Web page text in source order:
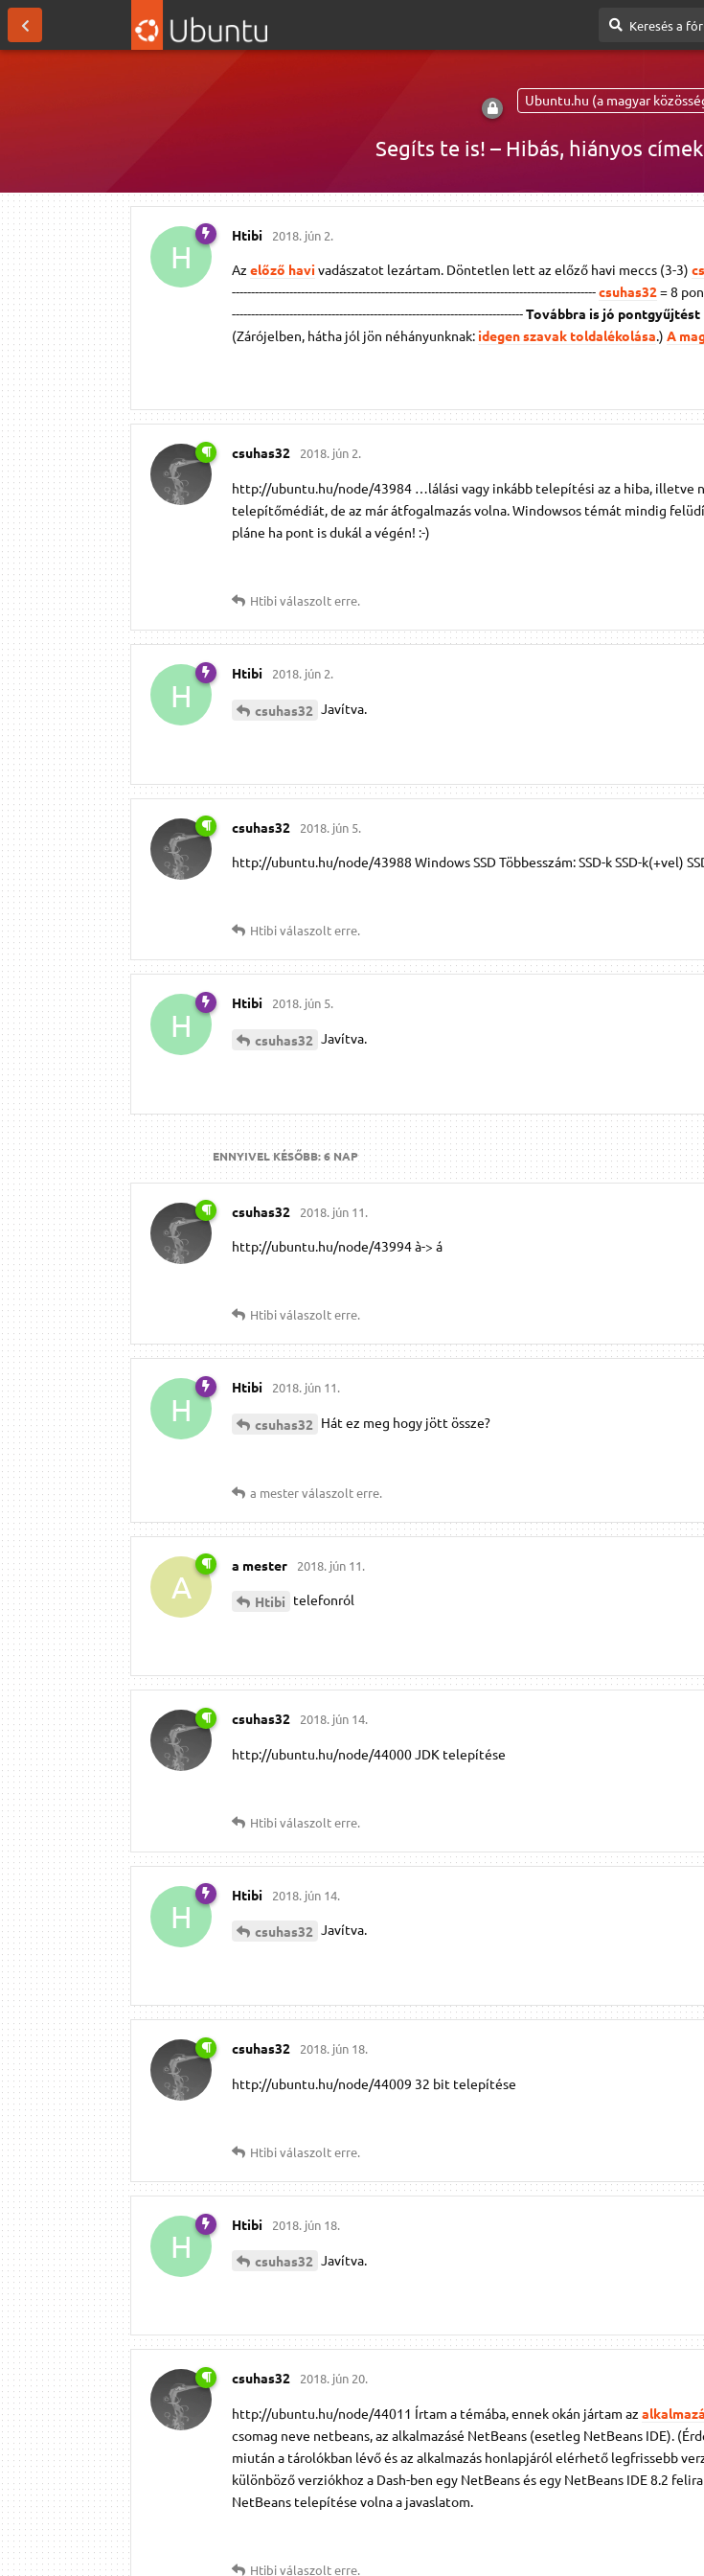
Ubuntu.hu (a magyar
Segíts te is! – Hibás, hiányos
H
Htibi 2018. jún 2.
Az előző havivadászatot lezártam. Döntetlen lett az előző havi meccs (3-3)
-----------------------------------------------------------------------------------------------csuhas32= 8
----------------------------------------------------------------------------Továbbra is jó
(Zárójelben, hátha jól jön néhányunknak: idegen szavak toldalékolása.) A
csuhas32 2018. jún 2.
http://ubuntu.hu/node/43984 …lálási vagy inkább telepítési az a hiba, illetve
telepítőmédiát, de az már átfogalmazás volna. Windowsos témát mindig
pláne ha pont is dukál a végén! :-)
Htibiválaszolt erre.
H
Htibi 2018. jún 2.
csuhas32 Javítva.
csuhas32 2018. jún 5.
http://ubuntu.hu/node/43988 Windows SSD Többesszám: SSD-k SSD-k(+vel)
Htibiválaszolt erre.
H
Htibi 2018. jún 5.
csuhas32 Javítva.
ENNYIVEL KÉSŐBB:6 NAP
csuhas32 2018. jún 11.
http://ubuntu.hu/node/43994 à-> á
Htibiválaszolt erre.
H
Htibi 2018. jún 11.
csuhas32 Hát ez meg hogy jött össze?
a mesterválaszolt erre.
A
a mester 2018. jún 11.
Htibi telefonról
csuhas32 2018. jún 14.
http://ubuntu.hu/node/44000 JDK telepítése
Htibiválaszolt erre.
H
Htibi 2018. jún 14.
csuhas32 Javítva.
csuhas32 2018. jún 18.
http://ubuntu.hu/node/44009 32 bit telepítése
Htibiválaszolt erre.
H
Htibi 2018. jún 18.
csuhas32 Javítva.
csuhas32 2018. jún 20.
http://ubuntu.hu/node/44011 Írtam a témába, ennek okán jártam az
csomag neve netbeans, az alkalmazásé NetBeans (esetleg NetBeans IDE).
miután a tárolókban lévő és az alkalmazás honlapjáról elérhető legfrissebb
különböző verziókhoz a Dash-ben egy NetBeans és egy NetBeans IDE 8.2
NetBeans telepítése volna a javaslatom.
Htibiválaszolt erre.